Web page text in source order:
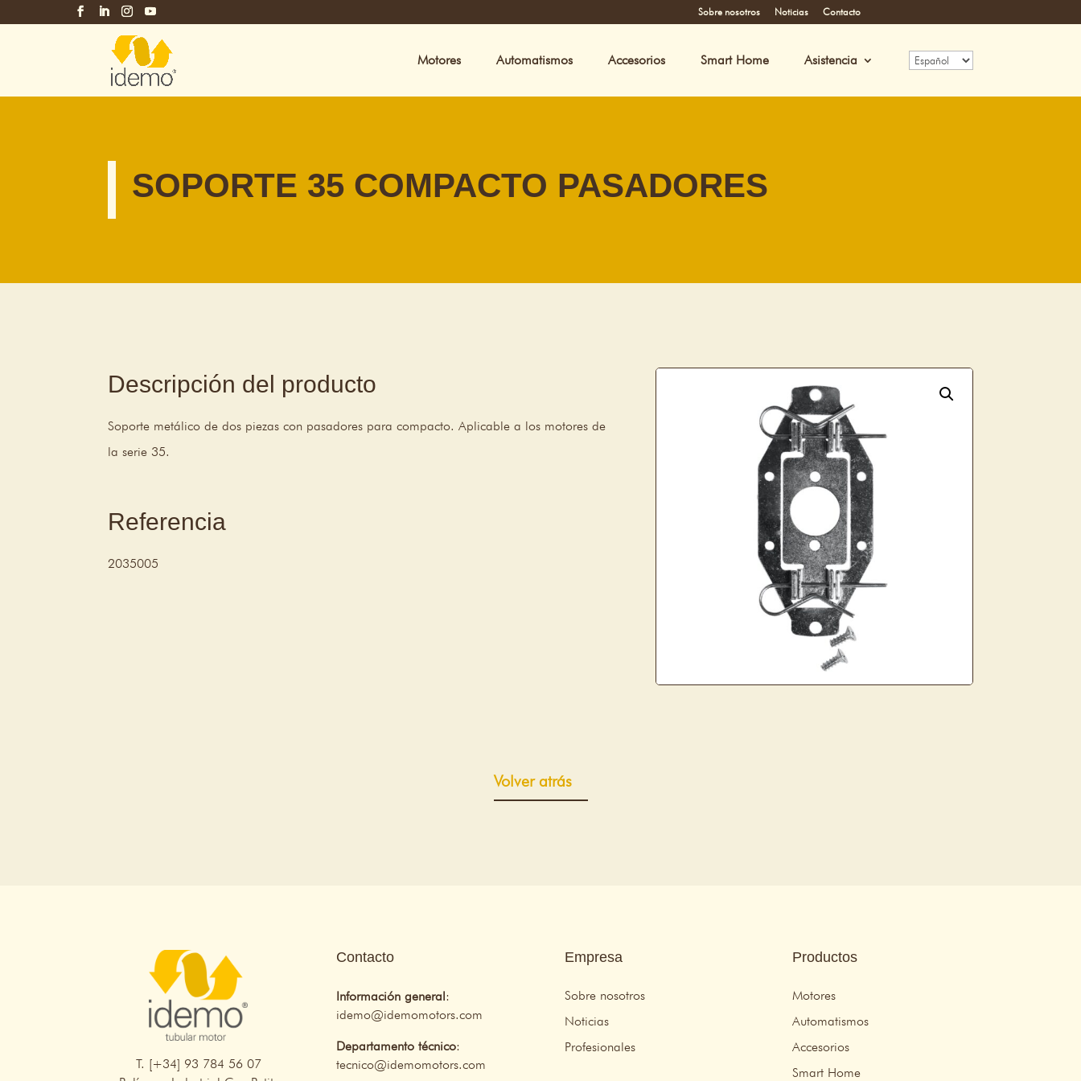
Sobre nosotros Noticias Contacto
Motores Automatismos Accesorios Smart Home Asistencia
SOPORTE 35 COMPACTO PASADORES
Descripción del producto
Soporte metálico de dos piezas con pasadores para compacto. Aplicable a los motores de
la serie 35.
Referencia
2035005
Volver atrás
T. [+34] 93 784 56 07
Contacto
Información general:
idemo@idemomotors.com
Departamento técnico:
tecnico@idemomotors.com
Empresa
Sobre nosotros
Noticias
Profesionales
Productos
Motores
Automatismos
Accesorios
Smart Home